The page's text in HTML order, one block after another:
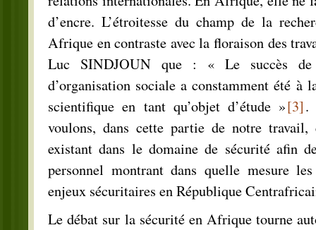
d’encre. L’étroitesse du champ de la
Afrique en contraste avec la floraison des
Luc SINDJOUN que : « Le succès de
d’organisation sociale a constamment été à
scientifique en tant qu’objet d’étude »[3]
voulons, dans cette partie de notre travail,
existant dans le domaine de sécurité afin
personnel montrant dans quelle mesure
enjeux sécuritaires en République
Le débat sur la sécurité en Afrique tourne